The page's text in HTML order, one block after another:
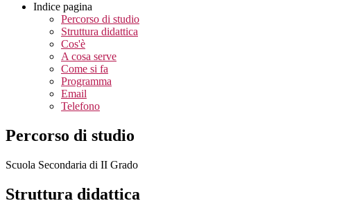
Indice pagina
Percorso di studio
Struttura didattica
Cos'è
A cosa serve
Come si fa
Programma
Email
Telefono
Percorso di studio
Scuola Secondaria di II Grado
Struttura didattica